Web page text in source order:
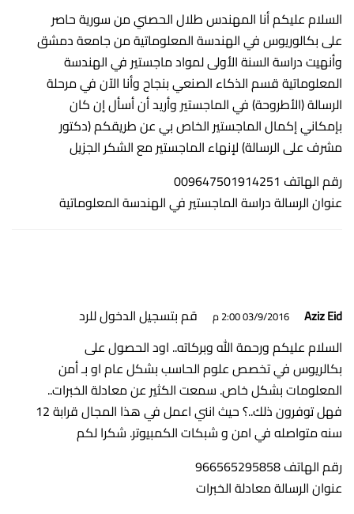
السلام عليكم أنا المهندس طلال الحصني من سورية حاصر
على بكالوريوس في الهندسة المعلوماتية من جامعة دمشق
وأنهيت دراسة السنة الأولى لمواد ماجستير في الهندسة
المعلوماتية قسم الذكاء الصنعي بنجاح وأنا الآن في مرحلة
الرسالة (الأطروحة) في الماجستير وأريد أن أسأل إن كان
بإمكاني إكمال الماجستير الخاص بي عن طريقكم (دكتور
مشرف على الرسالة) لإنهاء الماجستير مع الشكر الجزيل
رقم الهاتف 009647501914251
عنوان الرسالة دراسة الماجستير في الهندسة المعلوماتية
Aziz Eid 03/9/2016 2:00 م
قم بتسجيل الدخول للرد
السلام عليكم ورحمة الله وبركاته.. اود الحصول على
بكالريوس في تخصص علوم الحاسب بشكل عام او بـ أمن
المعلومات بشكل خاص. سمعت الكثير عن معادلة الخبرات..
فهل توفرون ذلك..؟ حيث انني اعمل في هذا المجال قرابة 12
سنه متواصله في امن و شبكات الكمبيوتر. شكرا لكم
رقم الهاتف 966565295858
عنوان الرسالة معادلة الخبرات